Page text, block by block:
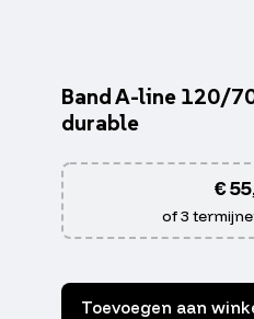
Band A-line 120/
durable
€
of 3
Toevoegen aan